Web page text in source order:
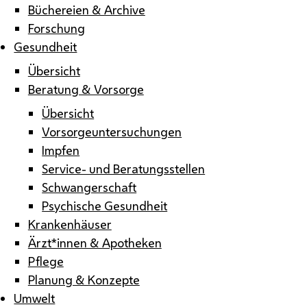
Büchereien & Archive
Forschung
Gesundheit
Übersicht
Beratung & Vorsorge
Übersicht
Vorsorgeuntersuchungen
Impfen
Service- und Beratungsstellen
Schwangerschaft
Psychische Gesundheit
Krankenhäuser
Ärzt*innen & Apotheken
Pflege
Planung & Konzepte
Umwelt